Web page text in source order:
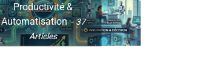
Productivité &
Automatisation
37
Articles